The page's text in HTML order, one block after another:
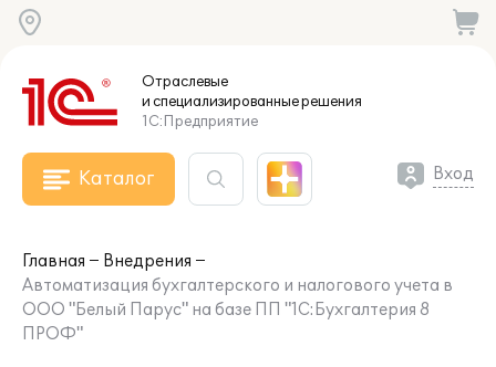
Отраслевые
и специализированныерешения
1С:Предприятие
Каталог Вход
Главная
Внедрения
Автоматизация бухгалтерского и налогового учета в
ООО "Белый Парус" на базе ПП "1С:Бухгалтерия 8
ПРОФ"